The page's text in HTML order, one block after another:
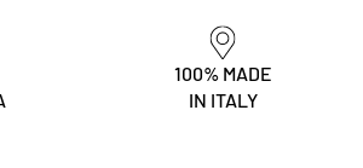
100% MADE
IN ITALY